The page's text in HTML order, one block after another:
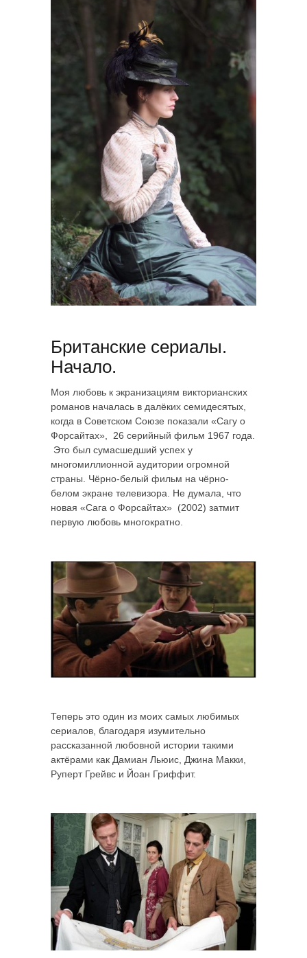
Британские сериалы.
Начало.
Моя любовь к экранизациям викторианских
романов началась в далёких семидесятых,
когда в Советском Союзе показали «Сагу о
Форсайтах», 26 серийный фильм 1967 года.
Это был сумасшедший успех у
многомиллионной аудитории огромной
страны. Чёрно-белый фильм на чёрно-
белом экране телевизора. Не думала, что
новая «Сага о Форсайтах» (2002) затмит
первую любовь многократно.
Теперь это один из моих самых любимых
сериалов, благодаря изумительно
рассказанной любовной истории такими
актёрами как Дамиан Льюис, Джина Макки,
Руперт Грейвс и Йоан Гриффит.